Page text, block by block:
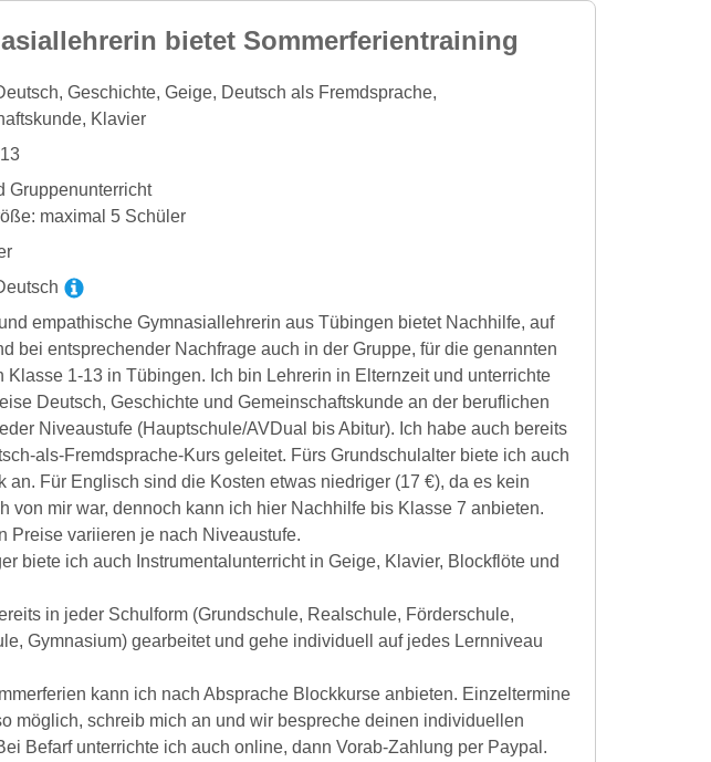
bietet Sommerferientraining
Geschichte, Geige, Deutsch als Fremdsprache,
Klavier
Gruppenunterricht
maximal 5 Schüler
empathische Gymnasiallehrerin aus Tübingen bietet Nachhilfe, auf
bei entsprechender Nachfrage auch in der Gruppe, für die genannten
Klasse 1-13 in Tübingen. Ich bin Lehrerin in Elternzeit und unterrichte
Deutsch, Geschichte und Gemeinschaftskunde an der beruflichen
Niveaustufe (Hauptschule/AVDual bis Abitur). Ich habe auch bereits
als-Fremdsprache-Kurs geleitet. Fürs Grundschulalter biete ich auch
an. Für Englisch sind die Kosten etwas niedriger (17 €), da es kein
von mir war, dennoch kann ich hier Nachhilfe bis Klasse 7 anbieten.
Preise variieren je nach Niveaustufe.
biete ich auch Instrumentalunterricht in Geige, Klavier, Blockflöte und
in jeder Schulform (Grundschule, Realschule, Förderschule,
Gymnasium) gearbeitet und gehe individuell auf jedes Lernniveau
kann ich nach Absprache Blockkurse anbieten. Einzeltermine
möglich, schreib mich an und wir bespreche deinen individuellen
Befarf unterrichte ich auch online, dann Vorab-Zahlung per Paypal.